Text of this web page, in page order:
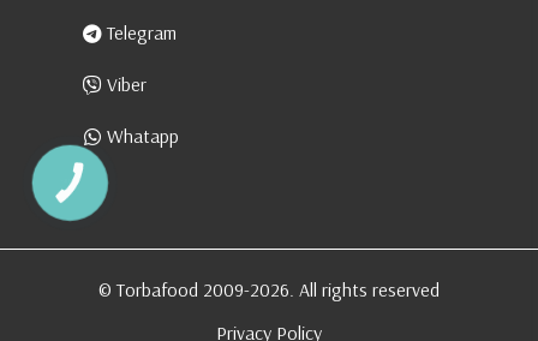
Telegram
Viber
Whatapp
© Torbafood 2009-2026. All rights reserved
Privacy Policy
КНОПКА
ЗВ'ЯЗКУ